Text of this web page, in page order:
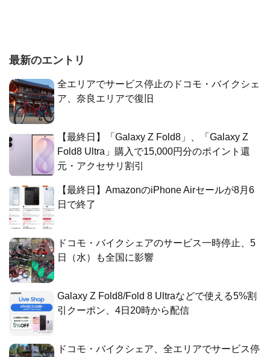
最新のエントリ
全エリアでサービス停止のドコモ・バイクシェ
ア、奈良エリアで復旧
【最終日】「Galaxy Z Fold8」、「Galaxy Z
Fold8 Ultra」購入で15,000円分のポイント還
元・アクセサリ割引
【最終日】AmazonのiPhone Airセールが8月6
日で終了
ドコモ・バイクシェアのサービス一時停止、5
日（水）も全国に影響
Galaxy Z Fold8/Fold 8 Ultraなどで使える5%割
引クーポン、4日20時から配信
ドコモ・バイクシェア、全エリアでサービス停